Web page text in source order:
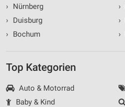
›
Nürnberg
›
Duisburg
›
Bochum
›
›
›
Top Kategorien
Auto & Motorrad
Baby & Kind